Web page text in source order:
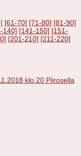
[61-70] [71-80] [81-90]
140] [141-150] [151-
[201-210] [211-220]
klo 20 Piirosella